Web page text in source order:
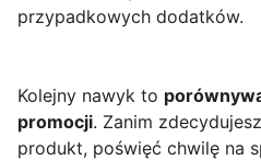
przypadkowych dodatków.
Kolejny nawyk to
promocji. Zanim
produkt, poświęć chwilę na